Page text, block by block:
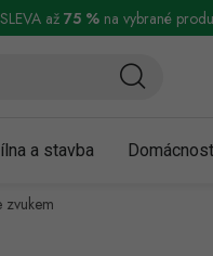
osobních údajů
až 75 %na vybrané
a stavba Domácnost
zvukem